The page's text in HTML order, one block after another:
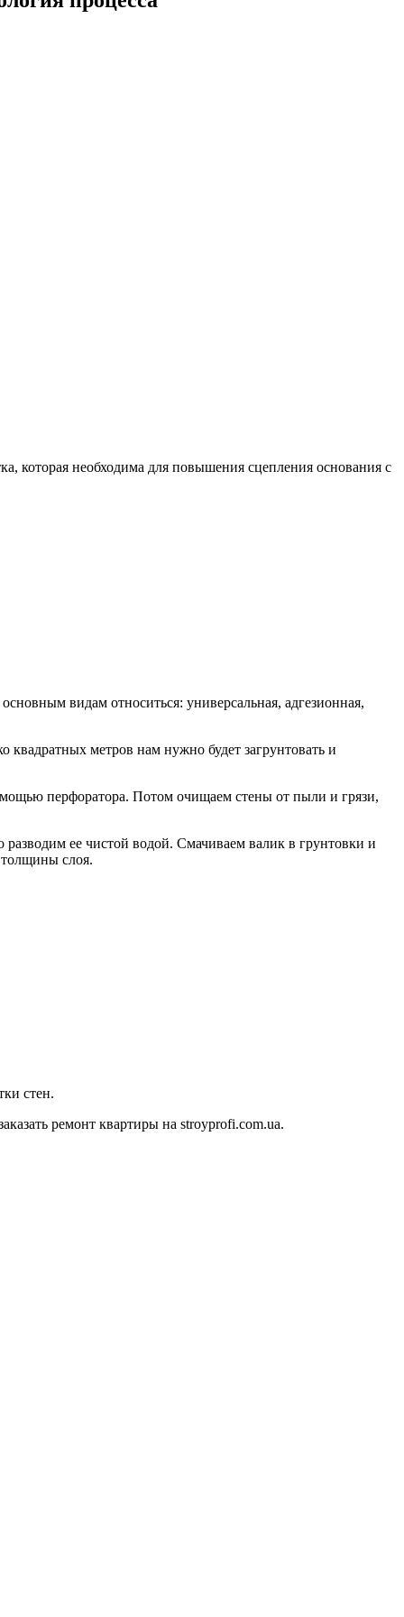
которая необходима для повышения сцепления основания с
видам относиться: универсальная, адгезионная,
квадратных метров нам нужно будет загрунтовать и
перфоратора. Потом очищаем стены от пыли и грязи,
ее чистой водой. Смачиваем валик в грунтовки и
толщины слоя.
стен.
ремонт квартиры на stroyprofi.com.ua.